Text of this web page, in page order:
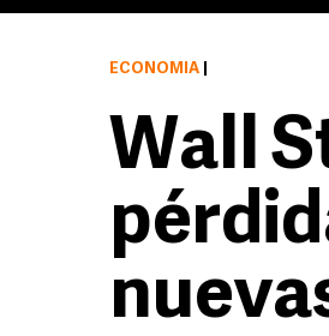
ECONOMÍA
Wall